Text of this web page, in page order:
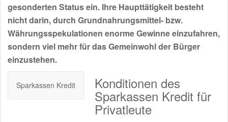
gesonderten Status ein. Ihre Haupttätigkeit besteht
nicht darin, durch Grundnahrungsmittel- bzw.
Währungsspekulationen enorme Gewinne einzufahren,
sondern viel mehr für das Gemeinwohl der Bürger
einzustehen.
Sparkassen Kredit Konditionen des
Sparkassen Kredit für
Privatleute